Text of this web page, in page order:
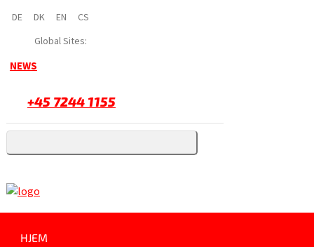
DE DK EN
CS
Global Sites:
NEWS
+45 7244 1155
HJEM